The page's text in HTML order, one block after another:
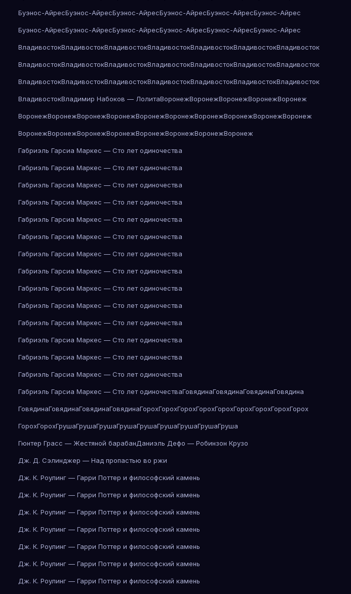
Буэнос-АйресБуэнос-АйресБуэнос-АйресБуэнос-АйресБуэнос-АйресБуэнос-Айрес
Буэнос-АйресБуэнос-АйресБуэнос-АйресБуэнос-АйресБуэнос-АйресБуэнос-Айрес
ВладивостокВладивостокВладивостокВладивостокВладивостокВладивостокВладивосток
ВладивостокВладивостокВладивостокВладивостокВладивостокВладивостокВладивосток
ВладивостокВладивостокВладивостокВладивостокВладивостокВладивостокВладивосток
ВладивостокВладимир Набоков — ЛолитаВоронежВоронежВоронежВоронежВоронеж
ВоронежВоронежВоронежВоронежВоронежВоронежВоронежВоронежВоронежВоронеж
ВоронежВоронежВоронежВоронежВоронежВоронежВоронежВоронеж
Габриэль Гарсиа Маркес — Сто лет одиночества
Габриэль Гарсиа Маркес — Сто лет одиночества
Габриэль Гарсиа Маркес — Сто лет одиночества
Габриэль Гарсиа Маркес — Сто лет одиночества
Габриэль Гарсиа Маркес — Сто лет одиночества
Габриэль Гарсиа Маркес — Сто лет одиночества
Габриэль Гарсиа Маркес — Сто лет одиночества
Габриэль Гарсиа Маркес — Сто лет одиночества
Габриэль Гарсиа Маркес — Сто лет одиночества
Габриэль Гарсиа Маркес — Сто лет одиночества
Габриэль Гарсиа Маркес — Сто лет одиночества
Габриэль Гарсиа Маркес — Сто лет одиночества
Габриэль Гарсиа Маркес — Сто лет одиночества
Габриэль Гарсиа Маркес — Сто лет одиночества
Габриэль Гарсиа Маркес — Сто лет одиночестваГовядинаГовядинаГовядинаГовядина
ГовядинаГовядинаГовядинаГовядинаГорохГорохГорохГорохГорохГорохГорохГорохГорох
ГорохГорохГрушаГрушаГрушаГрушаГрушаГрушаГрушаГрушаГруша
Гюнтер Грасс — Жестяной барабанДаниэль Дефо — Робинзон Крузо
Дж. Д. Сэлинджер — Над пропастью во ржи
Дж. К. Роулинг — Гарри Поттер и философский камень
Дж. К. Роулинг — Гарри Поттер и философский камень
Дж. К. Роулинг — Гарри Поттер и философский камень
Дж. К. Роулинг — Гарри Поттер и философский камень
Дж. К. Роулинг — Гарри Поттер и философский камень
Дж. К. Роулинг — Гарри Поттер и философский камень
Дж. К. Роулинг — Гарри Поттер и философский камень